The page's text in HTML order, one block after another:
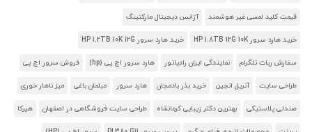
قیمت کلید لمسی غیر هوشمند آژانس دیجیتال مارکتینگ
خرید هارد سرور HP 1.8TB 12G 10K خرید هارد سرور HP 1.2TB 10K 12G
سفارش ربات تلگرام نمایندگی ایران رادیاتور هارد سرور اچ پی (hp) فروش سرور اچ پی
طراحی سایت آنریل انجین خرید بذر بادمجان هارد سرور مبلمان باغی میز ناهار خوری
صندلی پلاستیکی بهترین دکتر زیبایی کرمانشاه طراحی سایت فروشگاهی در اصفهان هیرکا